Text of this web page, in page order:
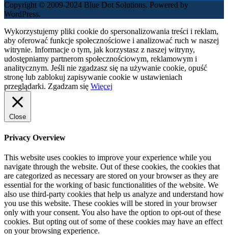
Copyright © 2009-2024 Blue Dot Solutions. Powered by
WordPress.
Wykorzystujemy pliki cookie do spersonalizowania treści i reklam,
aby oferować funkcje społecznościowe i analizować ruch w naszej
witrynie. Informacje o tym, jak korzystasz z naszej witryny,
udostępniamy partnerom społecznościowym, reklamowym i
analitycznym. Jeśli nie zgadzasz się na używanie cookie, opuść
stronę lub zablokuj zapisywanie cookie w ustawieniach
przeglądarki. Zgadzam się Więcej
Close
Privacy Overview
This website uses cookies to improve your experience while you
navigate through the website. Out of these cookies, the cookies that
are categorized as necessary are stored on your browser as they are
essential for the working of basic functionalities of the website. We
also use third-party cookies that help us analyze and understand how
you use this website. These cookies will be stored in your browser
only with your consent. You also have the option to opt-out of these
cookies. But opting out of some of these cookies may have an effect
on your browsing experience.